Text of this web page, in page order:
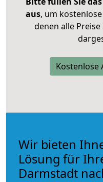
aus, um
denen alle
Kostenlose
Wir bieten
Lösung für
Darmstadt